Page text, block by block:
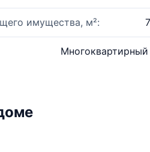
имущества, м²: